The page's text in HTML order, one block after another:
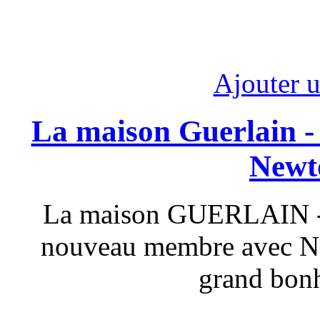
Ajouter
La maison Guerlain -
La maison GUERLAIN
nouveau membre avec
grand